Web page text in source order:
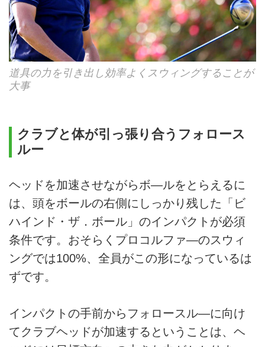
道具の力を引き出し効率よくスウィングすることが
大事
クラブと体が引っ張り合うフォロース
ルー
ヘッドを加速させながらボ—ルをとらえるに
は、頭をボールの右側にしっかり残した「ビ
ハインド・ザ．ボール」のインパクトが必須
条件です。おそらくプロコルファ—のスウィ
ングでは100%、全員がこの形になっているは
ずです。
インパクトの手前からフォロースル—に向け
てクラブヘッドが加速するということは、ヘ